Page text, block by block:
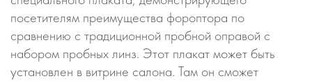
посетителям преимущества фороптора по
сравнению с традиционной пробной оправой с
набором пробных линз. Этот плакат может быть
установлен в витрине салона. Там он сможет